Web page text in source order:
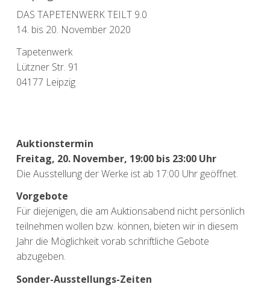
DAS TAPETENWERK TEILT 9.0
14. bis 20. November 2020
Tapetenwerk
Lützner Str. 91
04177 Leipzig
Auktionstermin
Freitag, 20. November, 19:00 bis 23:00 Uhr
Die Ausstellung der Werke ist ab 17:00 Uhr geöffnet.
Vorgebote
Für diejenigen, die am Auktionsabend nicht persönlich
teilnehmen wollen bzw. können, bieten wir in diesem
Jahr die Möglichkeit vorab schriftliche Gebote
abzugeben.
Sonder-Ausstellungs-Zeiten